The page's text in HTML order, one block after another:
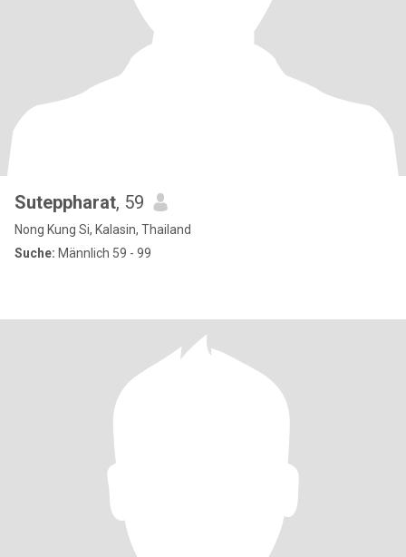
Suteppharat, 59
Nong Kung Si, Kalasin, Thailand
Suche: Männlich 59 - 99